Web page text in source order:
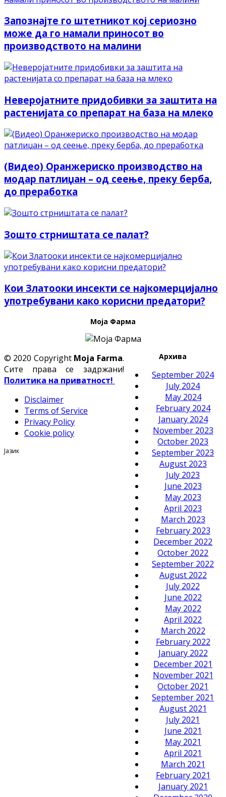
Запознајте го штетникот кој сериозно
може да го намали приносот во
производството на малини
Неверојатните придобивки за заштита на
растенијата со препарат на база на млеко
(Видео) Оранжериско производство на
модар патлиџан – од сеење, преку берба,
до преработка
Зошто стрништата се палат?
Кои Златооки инсекти се најкомерцијално
употребувани како корисни предатори?
Моја Фарма
Архива
September 2024
July 2024
May 2024
February 2024
January 2024
November 2023
October 2023
September 2023
August 2023
July 2023
June 2023
May 2023
April 2023
March 2023
February 2023
December 2022
October 2022
September 2022
August 2022
July 2022
June 2022
May 2022
April 2022
March 2022
February 2022
January 2022
December 2021
November 2021
October 2021
September 2021
August 2021
July 2021
June 2021
May 2021
April 2021
March 2021
February 2021
January 2021
© 2020 Copyright Moja Farma.
Сите права се задржани!
Политика на приватност!
Disclaimer
Terms of Service
Privacy Policy
Cookie policy
Јазик